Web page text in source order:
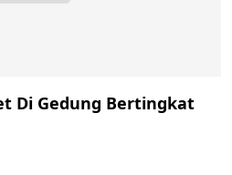
Di Gedung Bertingkat